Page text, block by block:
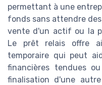
permettant à une
fonds sans attendre
vente d'un actif ou la
Le prêt relais offre
temporaire qui peut
financières tendues
finalisation d'une